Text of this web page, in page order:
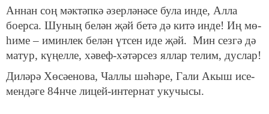
Ан­нан соң мәк­тәп­кә әзер­лә­нә­се бу­ла ин­де, Ал­ла
боер­са. Шу­ның бе­лән җәй бе­тә дә ки­тә ин­де! Иң мө­
һи­ме – имин­лек бе­лән үт­сен иде җәй. Мин сез­гә дә
ма­тур, кү­ңел­ле, хә­веф-хә­тәр­сез ял­лар те­лим, дус­лар!
Ди­лә­рә Хө­сә­е­но­ва, Чал­лы шә­һә­ре, Га­ли Акыш исе­
мен­дә­ге 84нче ли­цей-ин­тер­нат уку­чы­сы.